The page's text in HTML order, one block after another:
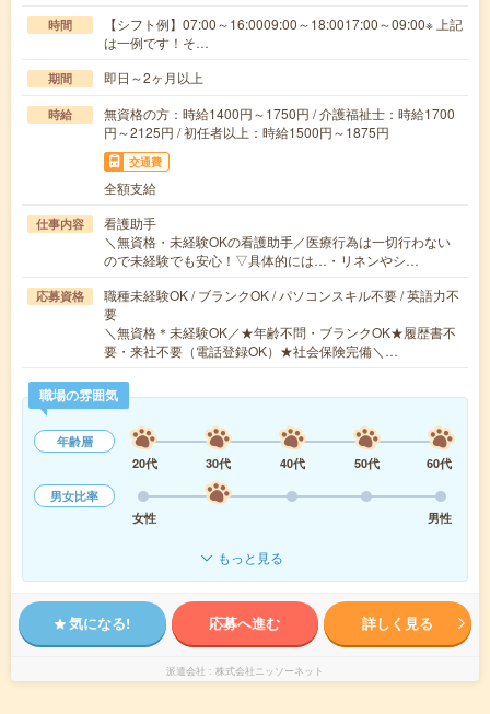
時間
【シフト例】07:00～16:0009:00～18:0017:00～09:00※ 上記
は一例です！そ…
期間 即日～2ヶ月以上
時給
無資格の方：時給1400円～1750円 / 介護福祉士：時給1700
円～2125円 / 初任者以上：時給1500円～1875円
交通費
全額支給
仕事内容
看護助手
＼無資格・未経験OKの看護助手／医療行為は一切行わない
ので未経験でも安心！▽具体的には…・リネンやシ…
応募資格
職種未経験OK / ブランクOK / パソコンスキル不要 / 英語力不
要
＼無資格＊未経験OK／★年齢不問・ブランクOK★履歴書不
要・来社不要（電話登録OK）★社会保険完備＼…
職場の雰囲気
年齢層
20代
30代 40代 50代
60代
男女比率
女性
男性
もっと見る
気になる! 応募へ進む 詳しく見る
派遣会社 株式会社ニッソーネット